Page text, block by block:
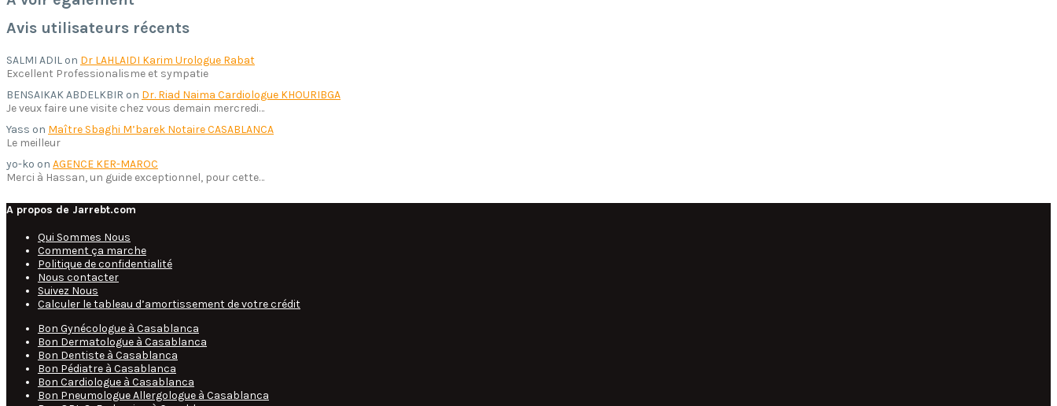
Avis utilisateurs récents
SALMI ADIL on Dr LAHLAIDI Karim Urologue Rabat
Excellent Professionalisme et sympatie
BENSAIKAK ABDELKBIR on Dr. Riad Naima Cardiologue KHOURIBGA
Je veux faire une visite chez vous demain mercredi…
Yass on Maître Sbaghi M’barek Notaire CASABLANCA
Le meilleur
yo-ko on AGENCE KER-MAROC
Merci à Hassan, un guide exceptionnel, pour cette…
A propos de Jarrebt.com
Qui Sommes Nous
Comment ça marche
Politique de confidentialité
Nous contacter
Suivez Nous
Calculer le tableau d’amortissement de votre crédit
Bon Gynécologue à Casablanca
Bon Dermatologue à Casablanca
Bon Dentiste à Casablanca
Bon Pédiatre à Casablanca
Bon Cardiologue à Casablanca
Bon Pneumologue Allergologue à Casablanca